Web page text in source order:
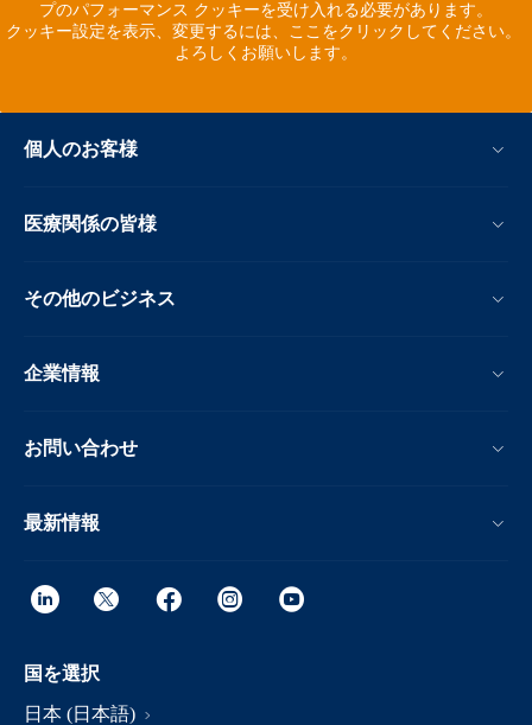
プのパフォーマンス クッキーを受け入れる必要があります。
クッキー設定を表示、変更するには、ここをクリックしてください。
よろしくお願いします。
個人のお客様
医療関係の皆様
その他のビジネス
企業情報
お問い合わせ
最新情報
国を選択
日本 (日本語)